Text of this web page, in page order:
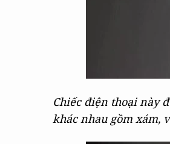
Chiếc điện thoại này
khác nhau gồm xám,